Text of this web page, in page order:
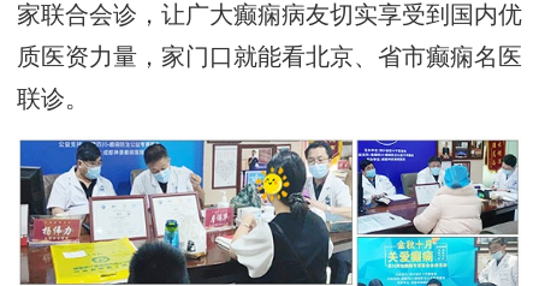
家联合会诊，让广大癫痫病友切实享受到国内优
质医资力量，家门口就能看北京、省市癫痫名医
联诊。